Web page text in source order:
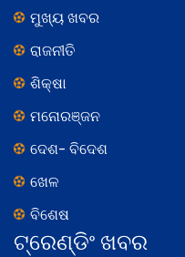
ମୁଖ୍ୟ ଖବର
ରାଜନୀତି
ଶିକ୍ଷା
ମନୋରଞ୍ଜନ
ଦେଶ- ବିଦେଶ
ଖେଳ
ବିଶେଷ
ଟ୍ରେଣ୍ଡିଂ ଖବର